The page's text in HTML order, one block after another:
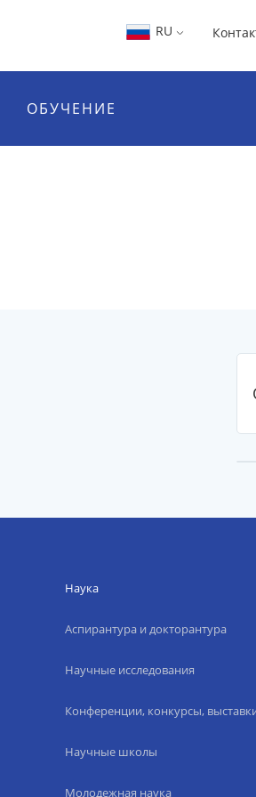
RU
ОБУЧЕНИЕ
Наука
Аспирантура и докторантура
Научные исследования
Конференции, конкурсы,
Научные школы
Молодежная наука